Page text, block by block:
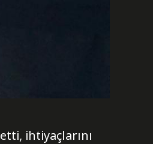
ihtiyaçlarını